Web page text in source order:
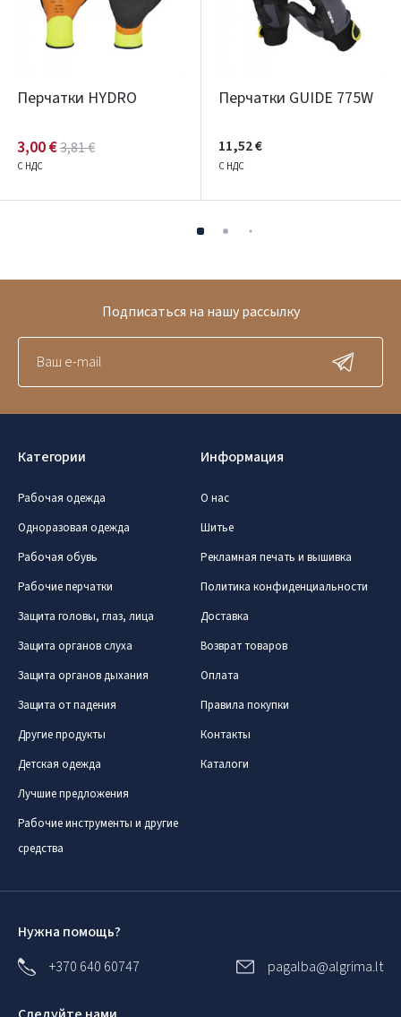
Перчатки HYDRO
3,00 €3,81 €
С НДС
Перчатки GUIDE 775W
11,52 €
С НДС
Категории
Рабочая одежда
Одноразовая одежда
Рабочая обувь
Рабочие перчатки
Защита головы, глаз, лица
Защита органов слуха
Защита органов дыхания
Защита от падения
Другие продукты
Детская одежда
Лучшие предложения
Рабочие инструменты и другие
средства
Информация
О нас
Шитье
Рекламная печать и вышивка
Политика конфиденциальности
Доставка
Возврат товаров
Оплата
Правила покупки
Контакты
Каталоги
Подписаться на нашу рассылку
Нужна помощь?
+370 640 60747
pagalba@algrima.lt